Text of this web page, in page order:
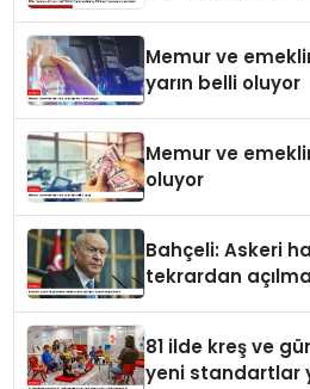
Memur ve
yarın belli oluyor
Memur ve
oluyor
Bahçeli: Askeri
tekrardan
81 ilde kreş ve
yeni standartlar